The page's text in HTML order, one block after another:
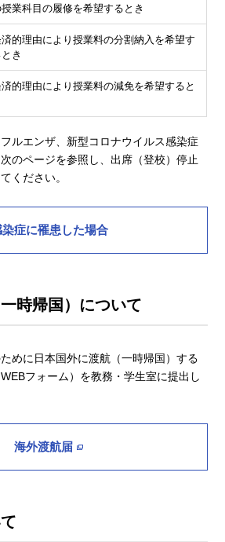
業科目の履修を希望するとき
的理由により授業料の分割納入を希望す
き
的理由により授業料の減免を希望すると
ルエンザ、新型コロナウイルス感染症
のページを参照し、出席（登校）停止
ください。
染症に罹患した場合
時帰国）について
めに日本国外に渡航（一時帰国）する
フォーム）を教務・学生室に提出し
海外渡航届